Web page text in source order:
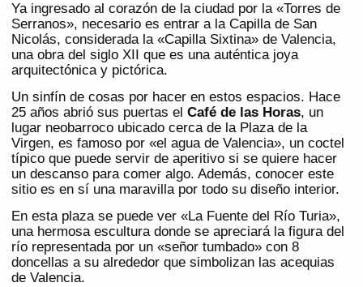
Ya ingresado al corazón de la ciudad por la «Torres de
Serranos», necesario es entrar a la Capilla de San
Nicolás, considerada la «Capilla Sixtina» de Valencia,
una obra del siglo XII que es una auténtica joya
arquitectónica y pictórica.
Un sinfín de cosas por hacer en estos espacios. Hace
25 años abrió sus puertas el Café de las Horas, un
lugar neobarroco ubicado cerca de la Plaza de la
Virgen, es famoso por «el agua de Valencia», un coctel
típico que puede servir de aperitivo si se quiere hacer
un descanso para comer algo. Además, conocer este
sitio es en sí una maravilla por todo su diseño interior.
En esta plaza se puede ver «La Fuente del Río Turia»,
una hermosa escultura donde se apreciará la figura del
río representada por un «señor tumbado» con 8
doncellas a su alrededor que simbolizan las acequias
de Valencia.